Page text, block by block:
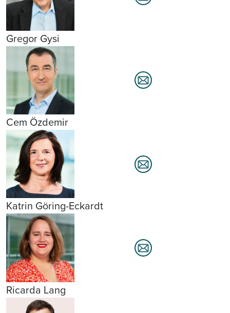
Gregor Gysi
Cem Özdemir
Katrin Göring-Eckardt
Ricarda Lang